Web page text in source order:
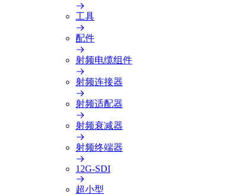
工具
配件
射频电缆组件
射频连接器
射频适配器
射频衰减器
射频终端器
12G-SDI
超小型